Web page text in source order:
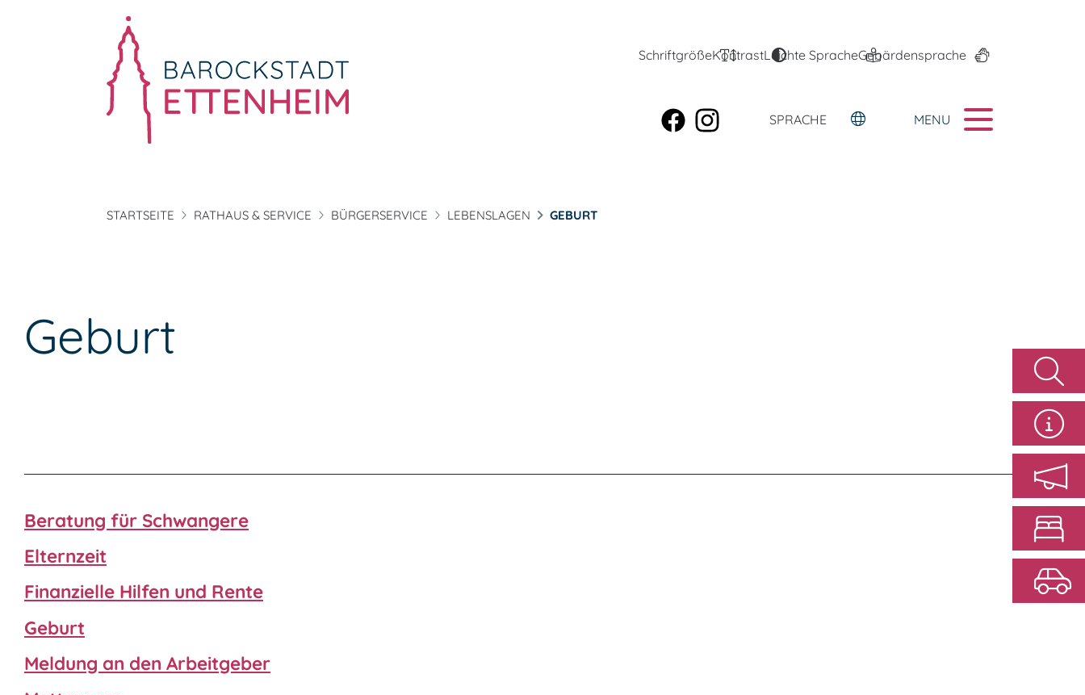
SchriftgrößeKontrastLeichte SpracheGebärdensprache
SPRACHE MENU
STARTSEITE RATHAUS & SERVICE BÜRGERSERVICE LEBENSLAGEN GEBURT
Geburt
Beratung für Schwangere
Elternzeit
Finanzielle Hilfen und Rente
Geburt
Meldung an den Arbeitgeber